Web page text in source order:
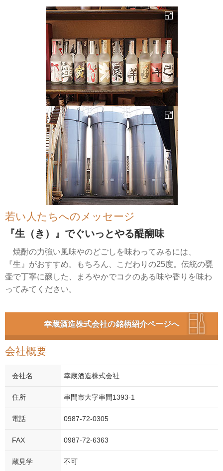
若い人たちへのメッセージ
『生（き）』でぐいっとやる醍醐味
焼酎の力強い風味やのどごしを味わってみるには、
『生』がおすすめ。もちろん、こだわりの25度。伝統の甕
壷で丁寧に醸した、まろやかでコクのある味や香りを味わ
ってみてください。
幸蔵酒造株式会社の銘柄紹介ページへ
会社概要
会社名 幸蔵酒造株式会社
住所 串間市大字串間1393-1
電話 0987-72-0305
FAX 0987-72-6363
蔵見学 不可